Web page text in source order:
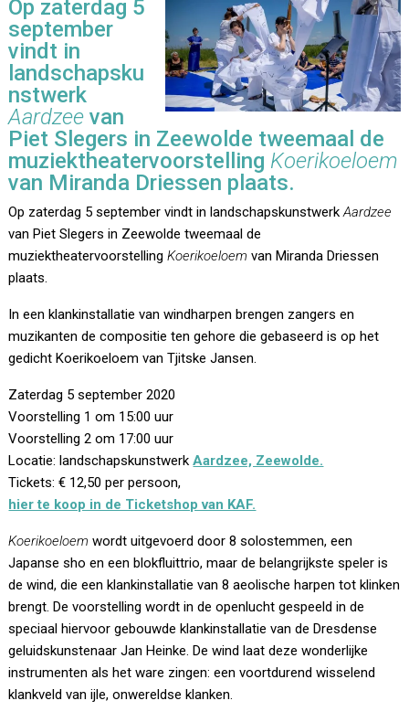
Op zaterdag 5
september
vindt in
landschapsku
nstwerk
Aardzeevan
Piet Slegers in Zeewolde tweemaal de
muziektheatervoorstelling Koerikoeloem
van Miranda Driessen plaats.
Op zaterdag 5 september vindt in landschapskunstwerkAardzee
van Piet Slegers in Zeewolde tweemaal de
muziektheatervoorstelling Koerikoeloemvan Miranda Driessen
plaats.
In een klankinstallatie van windharpen brengen zangers en
muzikanten de compositie ten gehore die gebaseerd is op het
gedicht Koerikoeloem van Tjitske Jansen.
Zaterdag 5 september 2020
Voorstelling 1 om 15:00 uur
Voorstelling 2 om 17:00 uur
Locatie: landschapskunstwerkAardzee, Zeewolde.
Tickets: € 12,50 per persoon,
hier te koop in de Ticketshop van KAF.
Koerikoeloemwordt uitgevoerd door 8 solostemmen, een
Japanse sho en een blokfluittrio, maar de belangrijkste speler is
de wind, die een klankinstallatie van 8 aeolische harpen tot klinken
brengt. De voorstelling wordt in de openlucht gespeeld in de
speciaal hiervoor gebouwde klankinstallatie van de Dresdense
geluidskunstenaar Jan Heinke. De wind laat deze wonderlijke
instrumenten als het ware zingen: een voortdurend wisselend
klankveld van ijle, onwereldse klanken.